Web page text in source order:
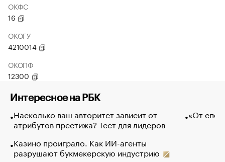
ОКФС
16
ОКОГУ
4210014
ОКОПФ
12300
Интересное на РБК
Насколько ваш авторитет зависит от
атрибутов престижа? Тест для лидеров
Казино проиграло. Как ИИ-агенты
разрушают букмекерскую индустрию
«От